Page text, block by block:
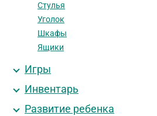
Стулья
Уголок
Шкафы
Ящики
Игры
Инвентарь
Развитие ребенка